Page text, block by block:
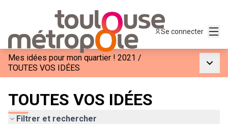
Se connecter
Mes idées pour mon quartier ! 2021 /
TOUTES VOS IDÉES
TOUTES VOS IDÉES
Filtrer et rechercher